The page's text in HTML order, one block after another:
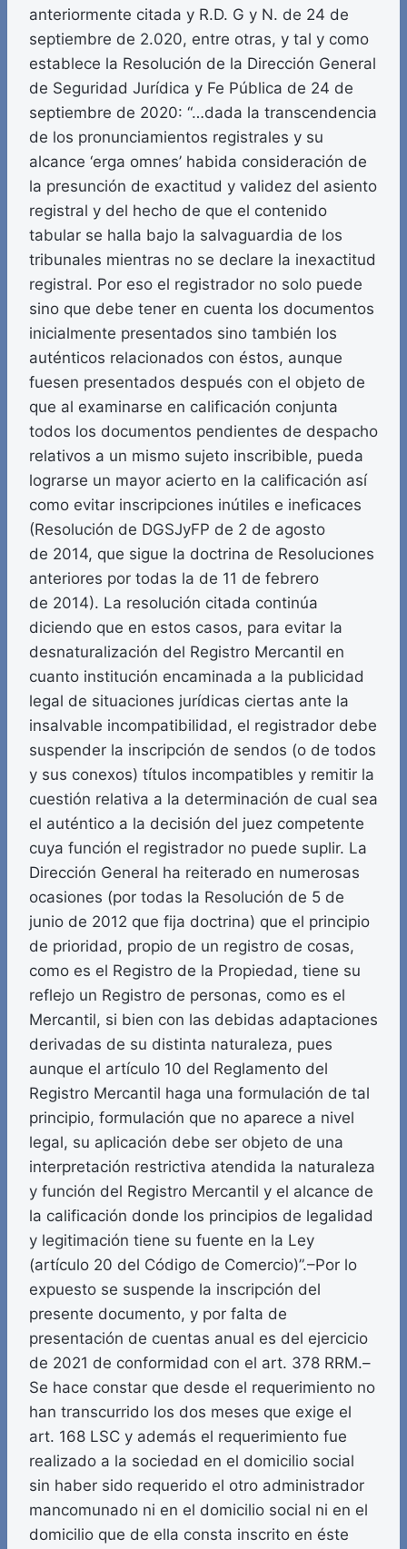
anteriormente citada y R.D. G y N. de 24 de
septiembre de 2.020, entre otras, y tal y como
establece la Resolución de la Dirección General
de Seguridad Jurídica y Fe Pública de 24 de
septiembre de 2020: “…dada la transcendencia
de los pronunciamientos registrales y su
alcance ‘erga omnes’ habida consideración de
la presunción de exactitud y validez del asiento
registral y del hecho de que el contenido
tabular se halla bajo la salvaguardia de los
tribunales mientras no se declare la inexactitud
registral. Por eso el registrador no solo puede
sino que debe tener en cuenta los documentos
inicialmente presentados sino también los
auténticos relacionados con éstos, aunque
fuesen presentados después con el objeto de
que al examinarse en calificación conjunta
todos los documentos pendientes de despacho
relativos a un mismo sujeto inscribible, pueda
lograrse un mayor acierto en la calificación así
como evitar inscripciones inútiles e ineficaces
(Resolución de DGSJyFP de 2 de agosto
de 2014, que sigue la doctrina de Resoluciones
anteriores por todas la de 11 de febrero
de 2014). La resolución citada continúa
diciendo que en estos casos, para evitar la
desnaturalización del Registro Mercantil en
cuanto institución encaminada a la publicidad
legal de situaciones jurídicas ciertas ante la
insalvable incompatibilidad, el registrador debe
suspender la inscripción de sendos (o de todos
y sus conexos) títulos incompatibles y remitir la
cuestión relativa a la determinación de cual sea
el auténtico a la decisión del juez competente
cuya función el registrador no puede suplir. La
Dirección General ha reiterado en numerosas
ocasiones (por todas la Resolución de 5 de
junio de 2012 que fija doctrina) que el principio
de prioridad, propio de un registro de cosas,
como es el Registro de la Propiedad, tiene su
reflejo un Registro de personas, como es el
Mercantil, si bien con las debidas adaptaciones
derivadas de su distinta naturaleza, pues
aunque el artículo 10 del Reglamento del
Registro Mercantil haga una formulación de tal
principio, formulación que no aparece a nivel
legal, su aplicación debe ser objeto de una
interpretación restrictiva atendida la naturaleza
y función del Registro Mercantil y el alcance de
la calificación donde los principios de legalidad
y legitimación tiene su fuente en la Ley
(artículo 20 del Código de Comercio)”.–Por lo
expuesto se suspende la inscripción del
presente documento, y por falta de
presentación de cuentas anual es del ejercicio
de 2021 de conformidad con el art. 378 RRM.–
Se hace constar que desde el requerimiento no
han transcurrido los dos meses que exige el
art. 168 LSC y además el requerimiento fue
realizado a la sociedad en el domicilio social
sin haber sido requerido el otro administrador
mancomunado ni en el domicilio social ni en el
domicilio que de ella consta inscrito en éste